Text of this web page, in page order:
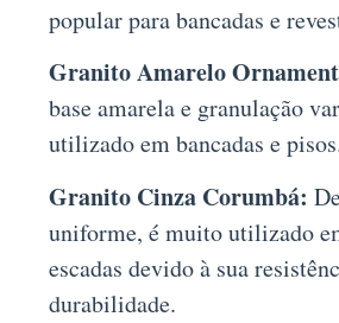
popular para bancadas e
Granito Amarelo
base amarela e granulação
utilizado em bancadas e
Granito Cinza Corumbá:
uniforme, é muito utilizado
escadas devido à sua
durabilidade.